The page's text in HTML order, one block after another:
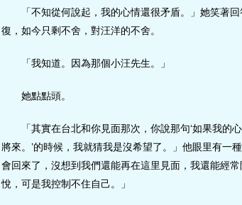
「不知從何說起，我的心情還很矛盾。」她笑著
復，如今只剩不舍，對汪洋的不舍。
「我知道。因為那個小汪先生。」
她點點頭。
「其實在台北和你見面那次，你說那句‘如果我的
將來。’的時候，我就猜我是沒希望了。」他眼里有一
會回來了，沒想到我們還能再在這里見面，我還能經
悅，可是我控制不住自己。」